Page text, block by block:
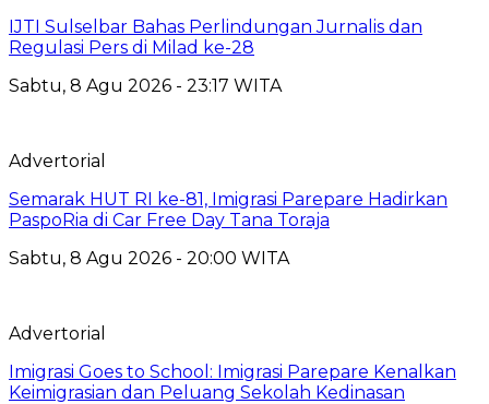
IJTI Sulselbar Bahas Perlindungan Jurnalis dan
Regulasi Pers di Milad ke-28
Sabtu, 8 Agu 2026 - 23:17 WITA
Advertorial
Semarak HUT RI ke-81, Imigrasi Parepare Hadirkan
PaspoRia di Car Free Day Tana Toraja
Sabtu, 8 Agu 2026 - 20:00 WITA
Advertorial
Imigrasi Goes to School: Imigrasi Parepare Kenalkan
Keimigrasian dan Peluang Sekolah Kedinasan